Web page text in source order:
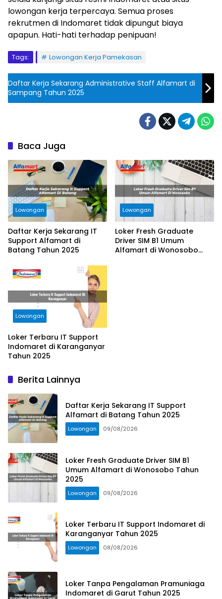
lowongan kerja terpercaya. Semua proses
rekrutmen di Indomaret tidak dipungut biaya
apapun. Hati-hati terhadap penipuan!
Tags: Lowongan Kerja Pamekasan
Daftar Kerja Sekarang Administrative Staff Alfamart di
Sampang Tahun 2025
Baca Juga
Lowongan
Daftar Kerja Sekarang IT
Support Alfamart di
Batang Tahun 2025
Lowongan
Loker Fresh Graduate
Driver SIM B1 Umum
Alfamart di Wonosobo
Lowongan
Loker Terbaru IT Support
Indomaret di Karanganyar
Tahun 2025
Berita Lainnya
Daftar Kerja Sekarang IT Support
Alfamart di Batang Tahun 2025
Lowongan 09/08/2026
Loker Fresh Graduate Driver SIM B1
Umum Alfamart di Wonosobo Tahun
2025
Lowongan 09/08/2026
Loker Terbaru IT Support Indomaret di
Karanganyar Tahun 2025
Lowongan 08/08/2026
Loker Tanpa Pengalaman Pramuniaga
Indomaret di Garut Tahun 2025